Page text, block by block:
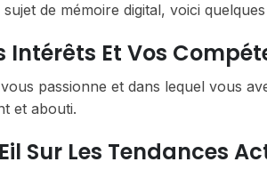
de mémoire digital, voici
Intérêts Et Vos
passionne et dans lequel vous
et abouti.
Sur Les Tendances